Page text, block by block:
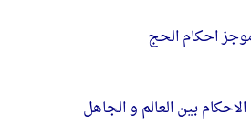
احکام الحج
بین العالم و الجاهل